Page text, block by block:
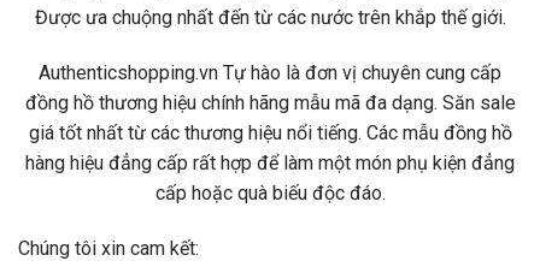
Được ưa chuộng nhất đến từ các nước trên khắp thế giới.
Authenticshopping.vn Tự hào là đơn vị chuyên cung cấp
đồng hồ thương hiệu chính hãng mẫu mã đa dạng. Săn sale
giá tốt nhất từ các thương hiệu nổi tiếng. Các mẫu đồng hồ
hàng hiệu đẳng cấp rất hợp để làm một món phụ kiện đẳng
cấp hoặc quà biếu độc đáo.
Chúng tôi xin cam kết: